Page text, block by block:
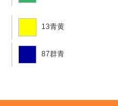
13青黄
87群青